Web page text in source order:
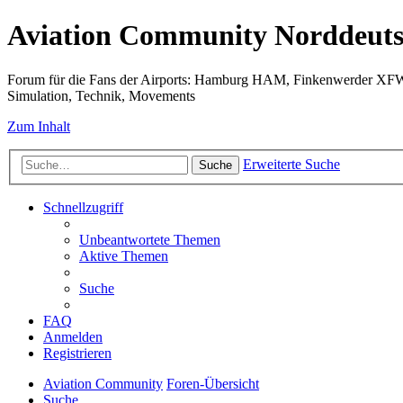
Aviation Community
Forum für die Fans der Airports: Hamburg HAM, Finkenwerder
Simulation, Technik, Movements
Zum Inhalt
Suche Erweiterte Suche
Schnellzugriff
Unbeantwortete Themen
Aktive Themen
Suche
FAQ
Anmelden
Registrieren
Aviation Community Foren-Übersicht